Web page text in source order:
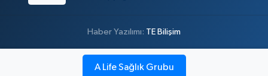
Haber Yazılımı: TE Bilişim
A Life Sağlık Grubu